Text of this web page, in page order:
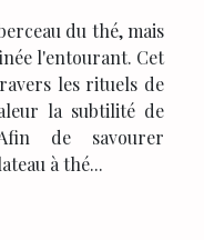
du thé, mais
l'entourant. Cet
les rituels de
la subtilité de
de savourer
à thé...